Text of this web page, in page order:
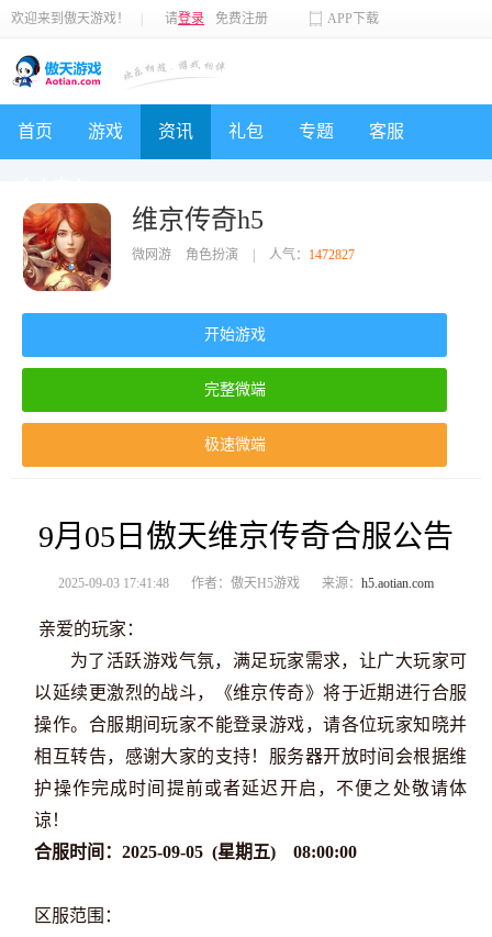
欢迎来到傲天游戏！ 请登录 免费注册 APP下载
首页 游戏 资讯 礼包 专题 客服
维京传奇h5
微网游 角色扮演 人气： 1472827
开始游戏
完整微端
极速微端
9月05日傲天维京传奇合服公告
2025-09-03 17:41:48 作者：傲天H5游戏 来源： h5.aotian.com
亲爱的玩家：
为了活跃游戏气氛，满足玩家需求，让广大玩家可
以延续更激烈的战斗，《维京传奇》将于近期进行合服
操作。合服期间玩家不能登录游戏，请各位玩家知晓并
相互转告，感谢大家的支持！服务器开放时间会根据维
护操作完成时间提前或者延迟开启，不便之处敬请体
谅！
合服时间：2025-09-05 (星期 五) 08:00:00
区服范围：